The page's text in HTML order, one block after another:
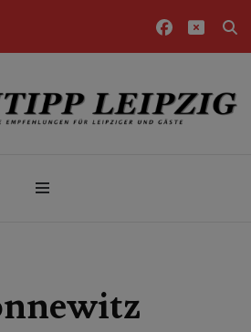
für Leipziger und Gäste